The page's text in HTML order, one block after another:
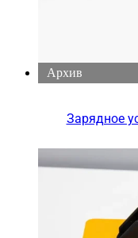
Архив
Зарядное